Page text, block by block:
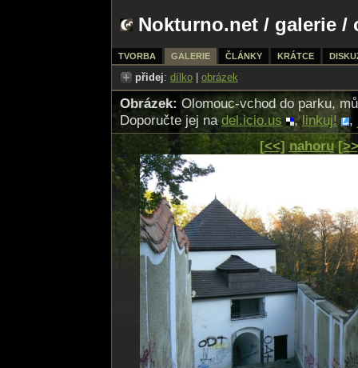
Nokturno.net / galerie /
TVORBA GALERIE ČLÁNKY KRÁTCE
přidej: dílko obrázek
Obrázek: Olomouc-vchod do parku,
Doporučte jej nadel.icio.us ,linkuj! ,
[<<] nahoru